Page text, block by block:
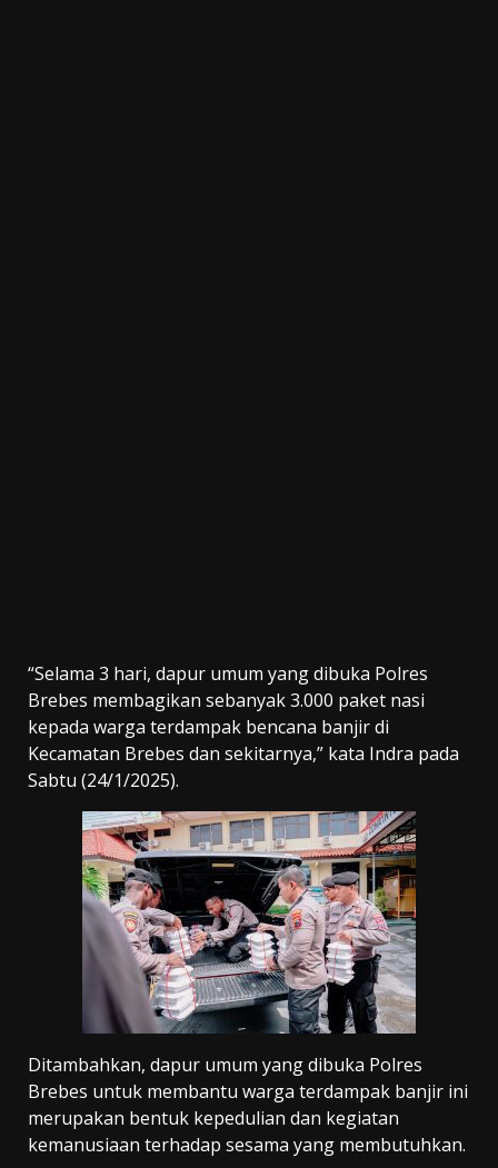
“Selama 3 hari, dapur umum yang dibuka Polres
Brebes membagikan sebanyak 3.000 paket nasi
kepada warga terdampak bencana banjir di
Kecamatan Brebes dan sekitarnya,” kata Indra pada
Sabtu (24/1/2025).
Ditambahkan, dapur umum yang dibuka Polres
Brebes untuk membantu warga terdampak banjir ini
merupakan bentuk kepedulian dan kegiatan
kemanusiaan terhadap sesama yang membutuhkan.